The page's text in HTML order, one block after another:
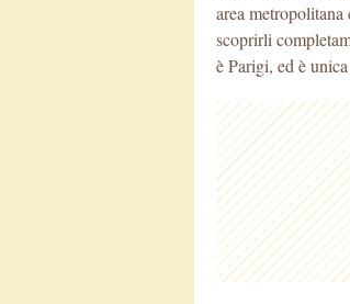
area
scoprirli
è Parigi, ed è